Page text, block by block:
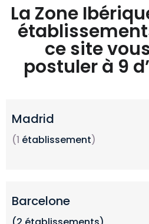
La Zone
ce site
postuler à 9
Madrid
(1 établissement)
Barcelone